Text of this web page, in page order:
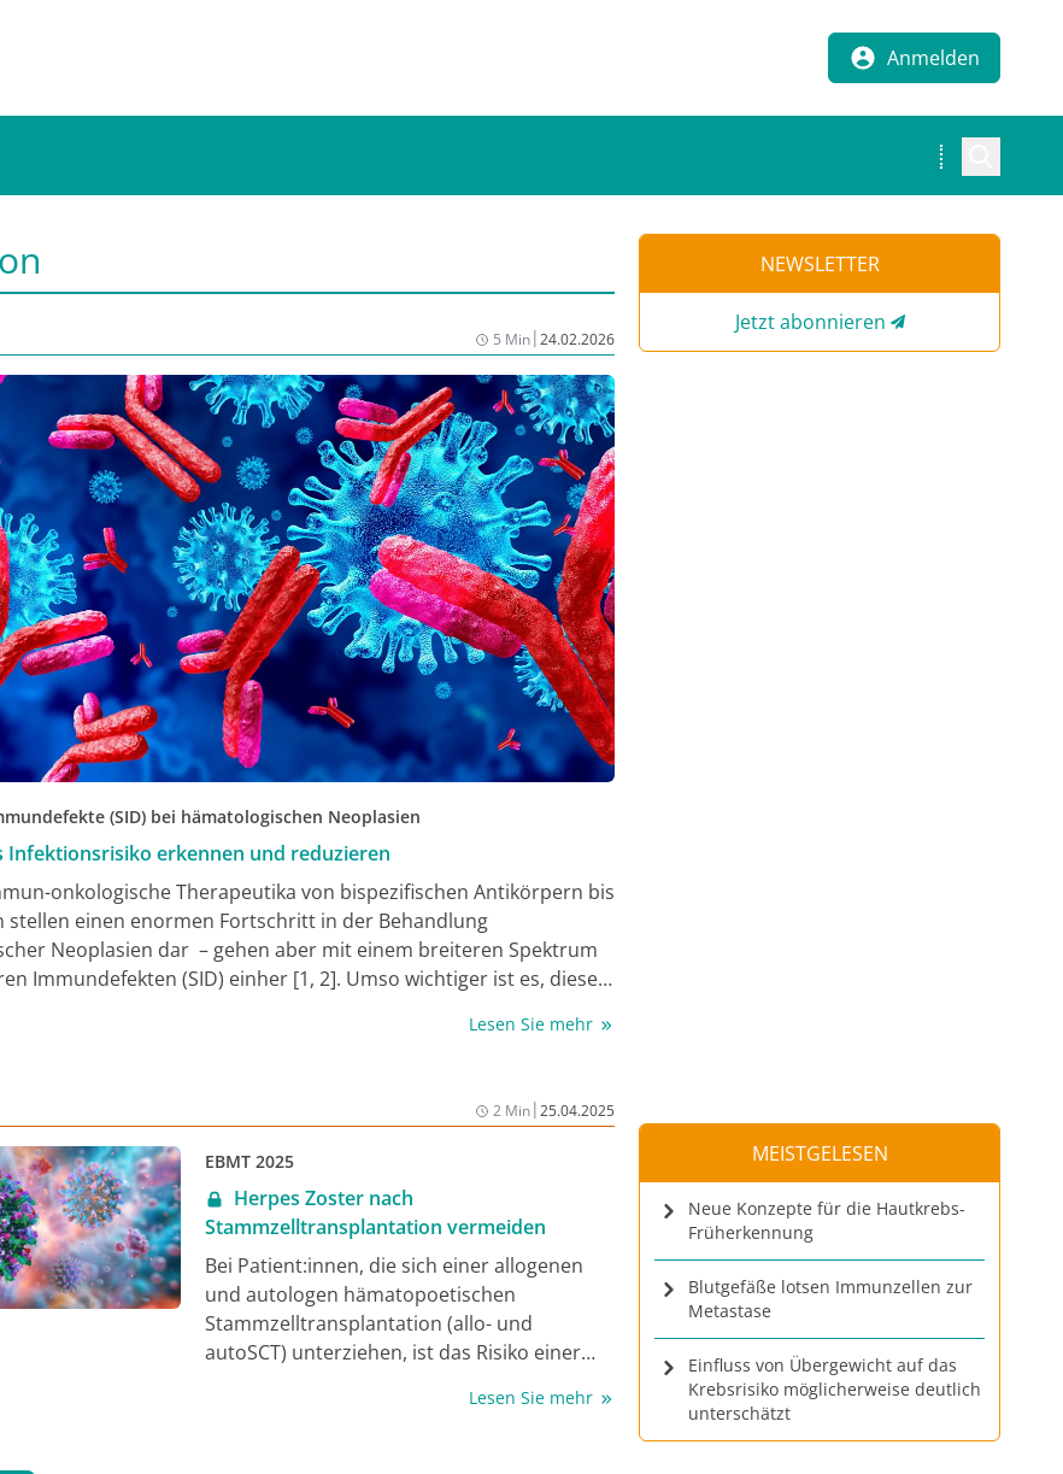
Anmelden
5 Min|24.02.2026
(SID) bei hämatologischen Neoplasien
Infektionsrisiko erkennen und reduzieren
onkologische Therapeutika von bispezifischen Antikörpern bis
stellen einen enormen Fortschritt in der Behandlung
Neoplasien dar – gehen aber mit einem breiteren Spektrum
Immundefekten (SID) einher [1, 2]. Umso wichtiger ist es, diese
Lesen Sie mehr
2 Min|25.04.2025
EBMT 2025
Herpes Zoster nach
Stammzelltransplantation vermeiden
Bei Patient:innen, die sich einer allogenen
und autologen hämatopoetischen
Stammzelltransplantation (allo- und
autoSCT) unterziehen, ist das Risiko einer
(VZV) erhöht, wobei die Herpes Zoster(HZ)-
Lesen Sie mehr
NEWSLETTER
Jetzt abonnieren
MEISTGELESEN
Neue Konzepte für die Hautkrebs-
Früherkennung
Blutgefäße lotsen Immunzellen zur
Metastase
Einfluss von Übergewicht auf das
Krebsrisiko möglicherweise deutlich
unterschätzt